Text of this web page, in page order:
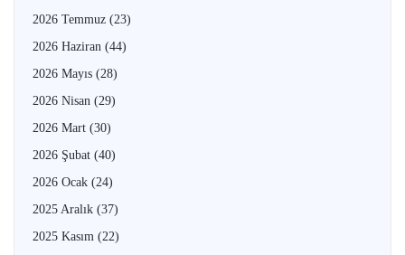
2026 Temmuz (23)
2026 Haziran (44)
2026 Mayıs (28)
2026 Nisan (29)
2026 Mart (30)
2026 Şubat (40)
2026 Ocak (24)
2025 Aralık (37)
2025 Kasım (22)